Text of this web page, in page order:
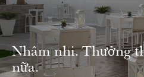
Nhâm nhi. Thưởng
nữa.